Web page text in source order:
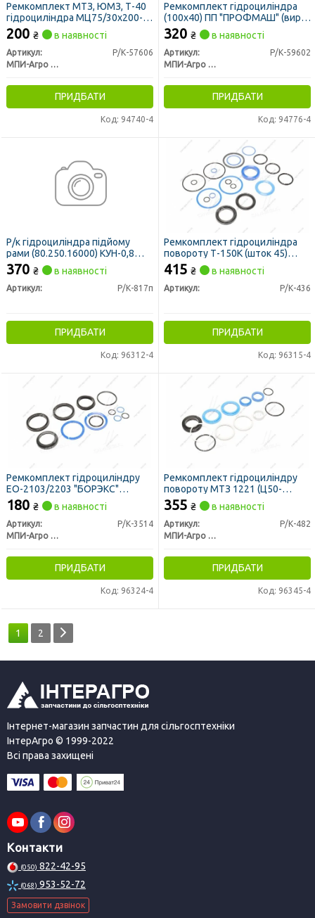
Ремкомплект МТЗ, ЮМЗ, Т-40
гідроциліндра МЦ75/30х200-
3.44 ТОВ "ГІДРОСИЛА-ТЕТІС"
(вир-во МПИ-Агро, м.
Мелітополь)
200 ₴ в наявності
Артикул:
Р/К-57606
МПИ-Агро ООО TM RINGROUP
ПРИДБАТИ
Код: 94740-4
Ремкомплект гідроциліндра
(100х40) ПП "ПРОФМАШ" (вир-
во МПИ-Агро, м. Мелітополь)
320 ₴ в наявності
Артикул:
Р/К-59602
МПИ-Агро ООО TM RINGROUP
ПРИДБАТИ
Код: 94776-4
Р/к гідроциліндра підйому
рами (80.250.16000) КУН-0,8
(манжети PU) (вир-во МПИ-
Агро, м. Мелітополь)
370 ₴ в наявності
Артикул: Р/К-817п
ПРИДБАТИ
Код: 96312-4
Ремкомплект гідроциліндра
повороту Т-150К (шток 45)
(манжети різиноткан.) (вир-во
МПИ-Агро, м. Мелітополь)
415 ₴ в наявності
Артикул: Р/К-436
ПРИДБАТИ
Код: 96315-4
Ремкомплект гідроциліндру
ЕО-2103/2203 "БОРЭКС"
(55х80) (ковш, відвал) (вир-во
МПИ-Агро, м. Мелітополь)
180 ₴ в наявності
Артикул:
Р/К-3514
МПИ-Агро ООО TM RINGROUP
ПРИДБАТИ
Код: 96324-4
Ремкомплект гідроциліндру
повороту МТЗ 1221 (Ц50-
3405215-А) (нов. зр.) (вир-во
МПІ-Агро, м. Мелітополь)
355 ₴ в наявності
Артикул:
Р/К-482
МПИ-Агро ООО TM RINGROUP
ПРИДБАТИ
Код: 96345-4
1 2
Інтернет-магазин запчастин для сільгосптехніки
ІнтерАгро © 1999-2022
Всі права захищені
Контакти
(050) 822-42-95
(068) 953-52-72
Замовити дзвінок